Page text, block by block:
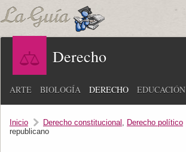
Derecho
ARTE BIOLOGÍA DERECHO EDUCACIÓN
Inicio Derecho constitucional , Derecho político
republicano